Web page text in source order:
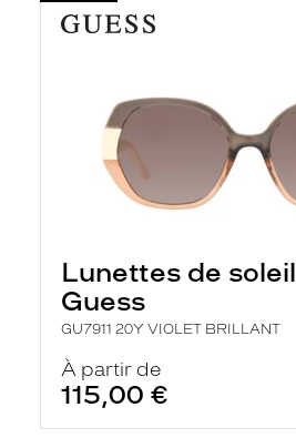
Lunettes de soleil
Guess
GU7911 20Y VIOLET BRILLANT
À partir de
115,00 €